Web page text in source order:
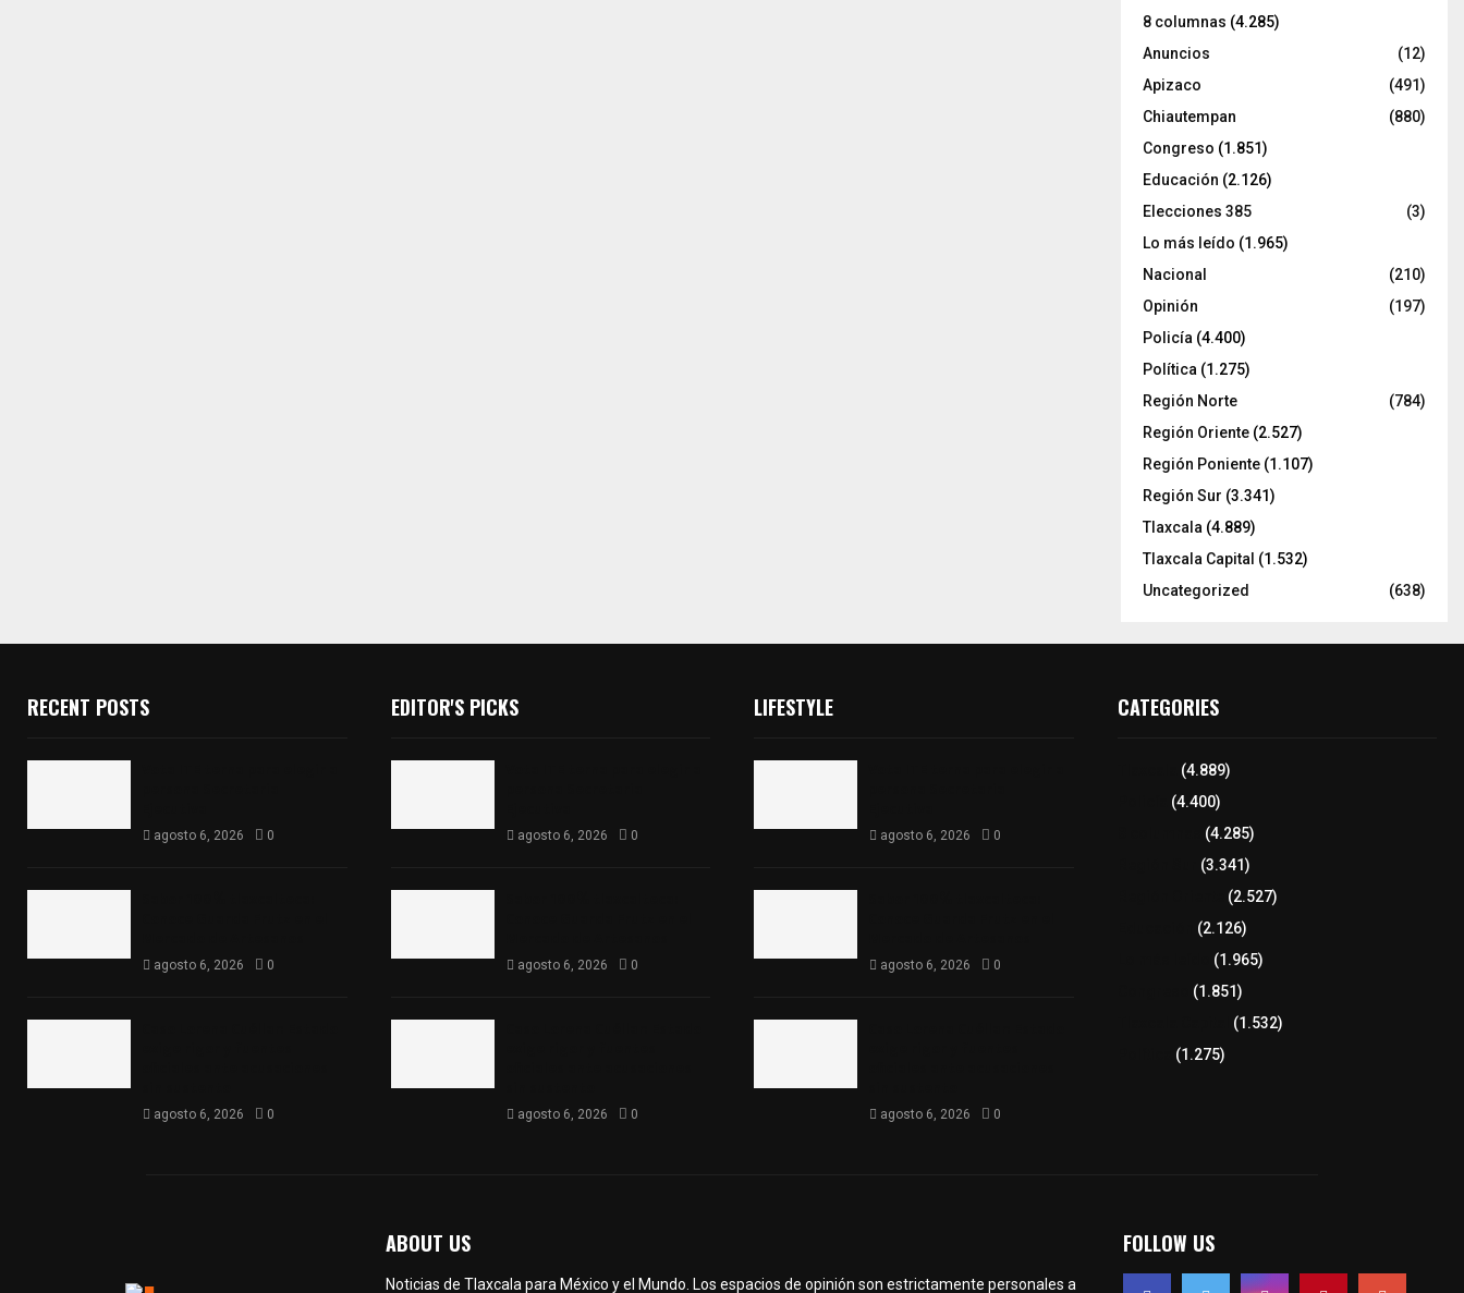
8 columnas (4.285)
Anuncios
(12)
Apizaco
(491)
Chiautempan
(880)
Congreso (1.851)
Educación (2.126)
Elecciones 385
(3)
Lo más leído (1.965)
Nacional
(210)
Opinión
(197)
Policía (4.400)
Política (1.275)
Región Norte
(784)
Región Oriente (2.527)
Región Poniente (1.107)
Región Sur (3.341)
Tlaxcala (4.889)
Tlaxcala Capital (1.532)
Uncategorized
(638)
RECENT POSTS
agosto 6, 2026 0
agosto 6, 2026 0
agosto 6, 2026 0
EDITOR'S PICKS
agosto 6, 2026 0
agosto 6, 2026 0
agosto 6, 2026 0
LIFESTYLE
agosto 6, 2026 0
agosto 6, 2026 0
agosto 6, 2026 0
CATEGORIES
(4.889)
(4.400)
(4.285)
(3.341)
(2.527)
(2.126)
(1.965)
(1.851)
(1.532)
(1.275)
ABOUT US
Noticias de Tlaxcala para México y el Mundo. Los espacios de opinión son estrictamente personales a
FOLLOW US